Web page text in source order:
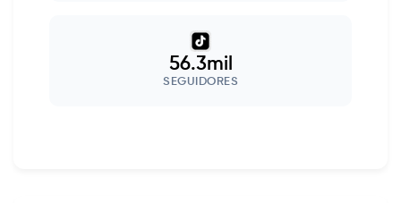
56.3mil
SEGUIDORES